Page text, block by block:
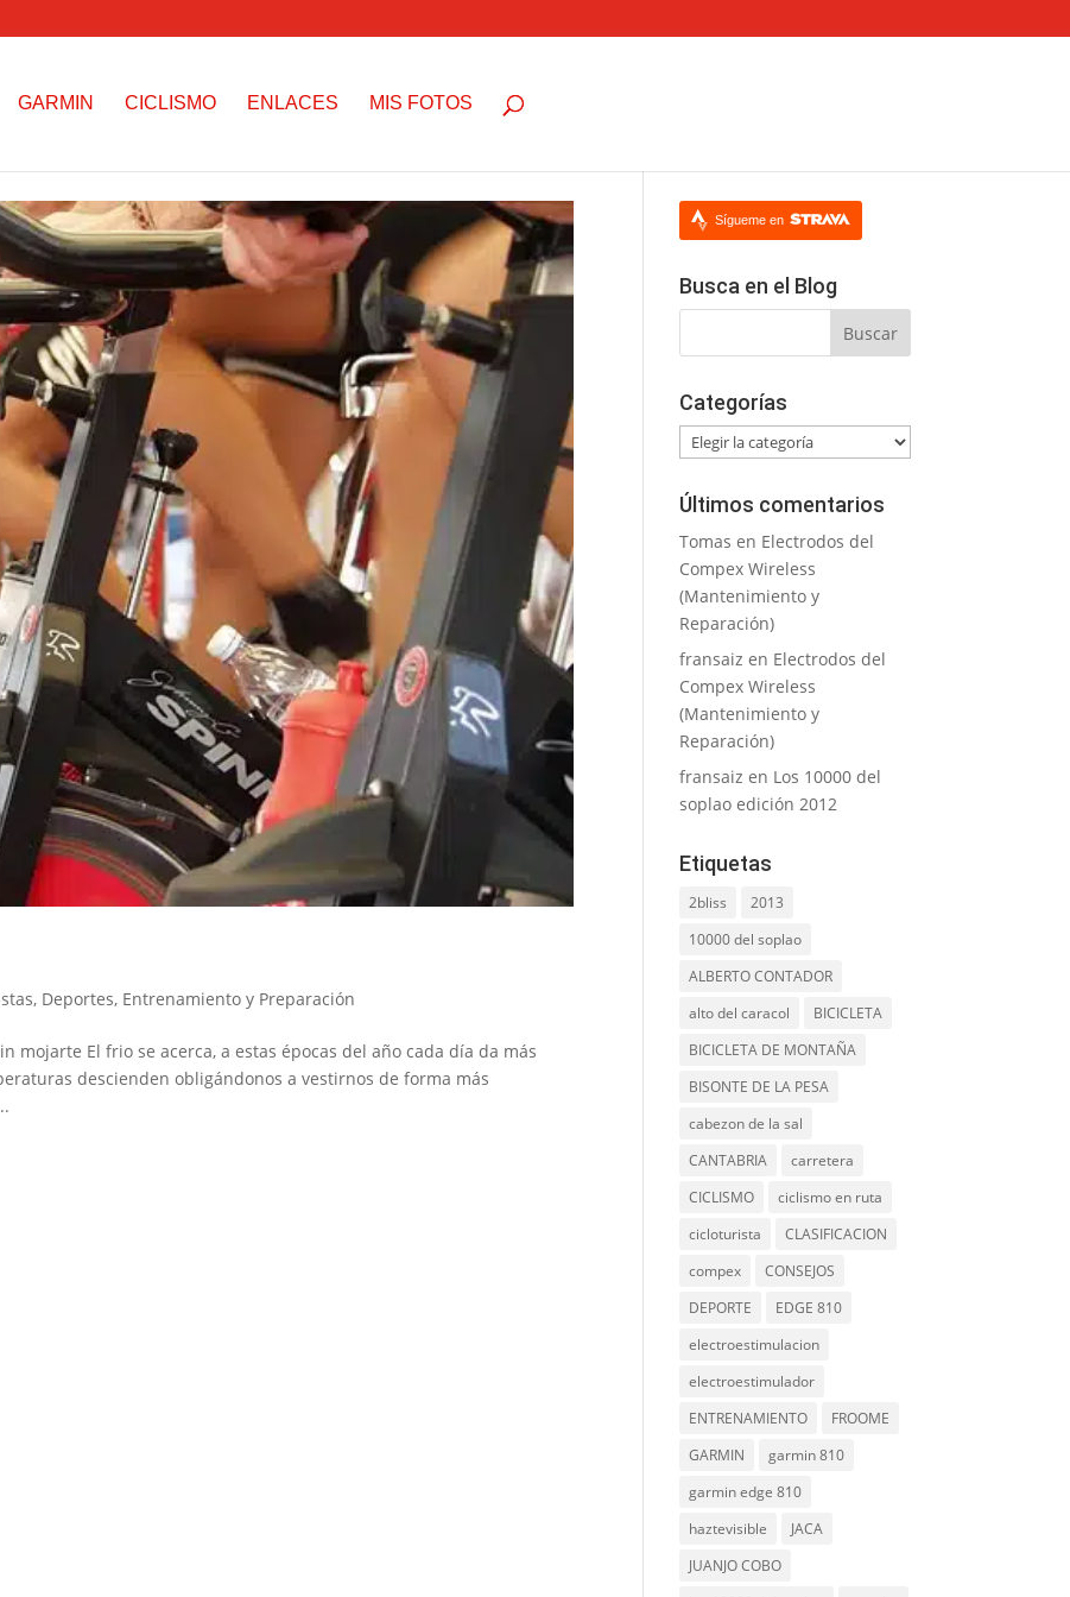
GARMIN CICLISMO ENLACES MIS FOTOS
, Deportes, Entrenamiento y Preparación
mojarte El frio se acerca, a estas épocas del año cada día da más
descienden obligándonos a vestirnos de forma más
Sígueme en
Busca en el Blog
Categorías
Categorías
Últimos comentarios
Tomas en Electrodos del
Compex Wireless
(Mantenimiento y
Reparación)
fransaiz en Electrodos del
Compex Wireless
(Mantenimiento y
Reparación)
fransaiz en Los 10000 del
soplao edición 2012
Etiquetas
2bliss
2013
10000 del soplao
ALBERTO CONTADOR
alto del caracol
BICICLETA
BICICLETA DE MONTAÑA
BISONTE DE LA PESA
cabezon de la sal
CANTABRIA
carretera
CICLISMO
ciclismo en ruta
cicloturista
CLASIFICACION
compex
CONSEJOS
DEPORTE
EDGE 810
electroestimulacion
electroestimulador
ENTRENAMIENTO
FROOME
GARMIN
garmin 810
garmin edge 810
haztevisible
JACA
JUANJO COBO